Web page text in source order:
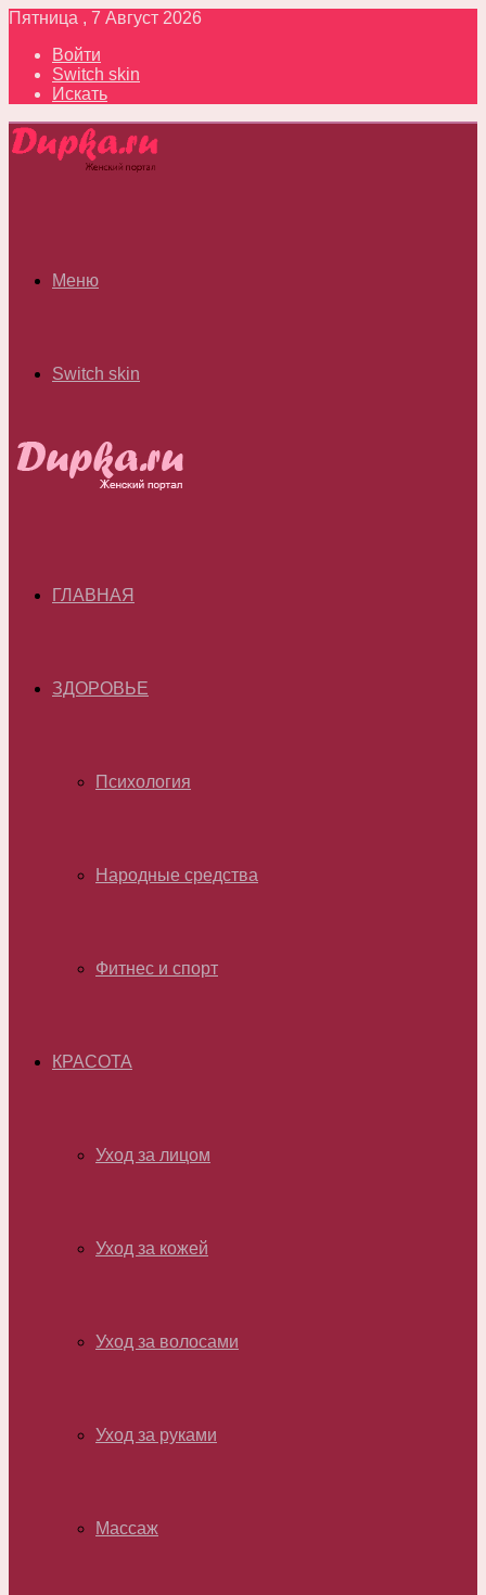
Пятница , 7 Август 2026
Войти
Switch skin
Искать
Меню
Switch skin
ГЛАВНАЯ
ЗДОРОВЬЕ
Психология
Народные средства
Фитнес и спорт
КРАСОТА
Уход за лицом
Уход за кожей
Уход за волосами
Уход за руками
Массаж